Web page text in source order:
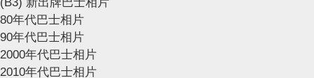
80年代巴士相片
90年代巴士相片
2000年代巴士相片
2010年代巴士相片